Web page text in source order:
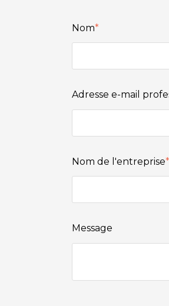
Nom*
Adresse e-mail
Nom de l'entreprise*
Message